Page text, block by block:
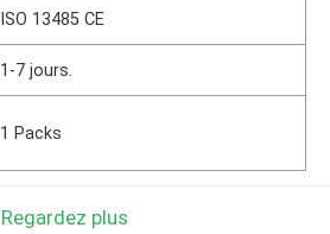
ISO 13485 CE
1-7 jours.
1 Packs
Regardez plus